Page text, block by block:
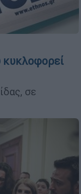
κυκλοφορεί
σε